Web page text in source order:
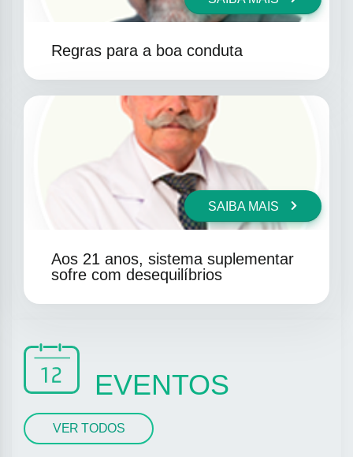
Regras para a boa conduta
SAIBA MAIS
Aos 21 anos, sistema suplementar
sofre com desequilíbrios
EVENTOS
VER TODOS